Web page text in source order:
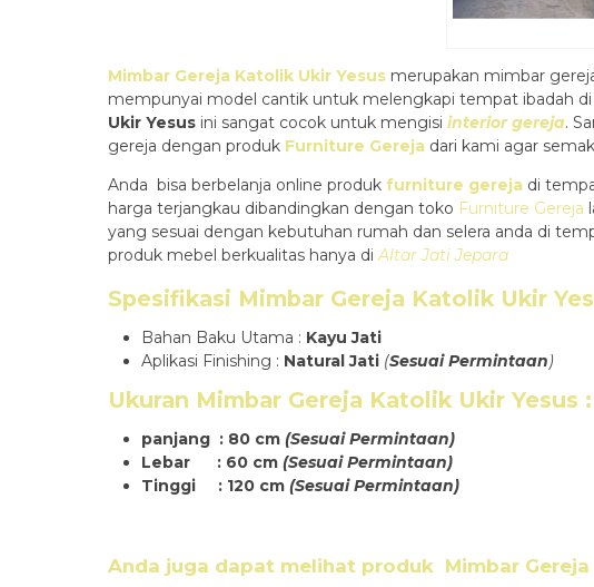
Mimbar Gereja Katolik Ukir Yesus merupakan mimbar
mempunyai model cantik untuk melengkapi tempat ibadah
Ukir Yesus ini sangat cocok untuk mengisi interior gereja.
gereja dengan produk Furniture Gereja dari kami agar
Anda bisa berbelanja online produk furniture gereja di
harga terjangkau dibandingkan dengan toko Furniture Gereja
yang sesuai dengan kebutuhan rumah dan selera anda di
produk mebel berkualitas hanya di Altar Jati Jepara
Spesifikasi Mimbar Gereja Katolik Ukir
Bahan Baku Utama : Kayu Jati
Aplikasi Finishing : Natural Jati (Sesuai Permintaan)
Ukuran Mimbar Gereja Katolik Ukir Yesus :
panjang : 80 cm (Sesuai Permintaan)
Lebar : 60 cm (Sesuai Permintaan)
Tinggi : 120 cm (Sesuai Permintaan)
Anda juga dapat melihat produk Mimbar Gereja